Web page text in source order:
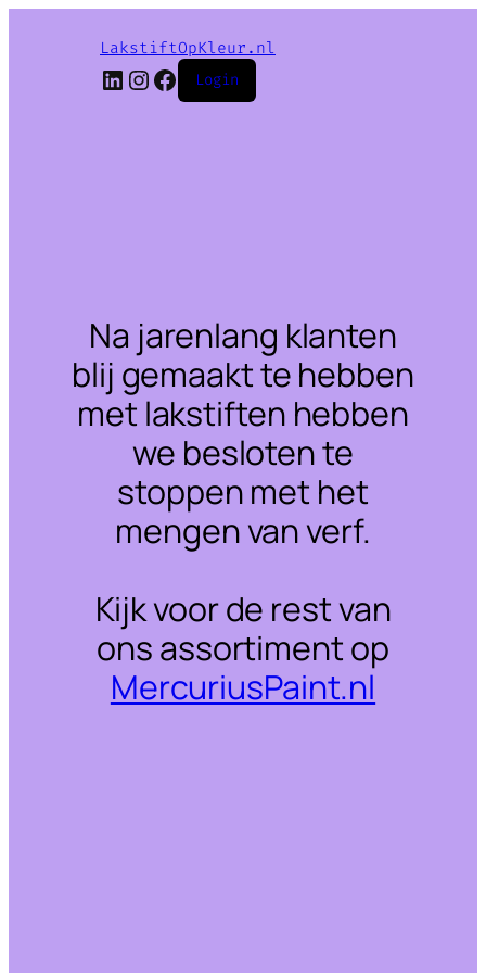
LakstiftOpKleur.nl
LinkedIn
Instagram
Facebook
Login
Na jarenlang klanten
blij gemaakt te hebben
met lakstiften hebben
we besloten te
stoppen met het
mengen van verf.
Kijk voor de rest van
ons assortiment op
MercuriusPaint.nl